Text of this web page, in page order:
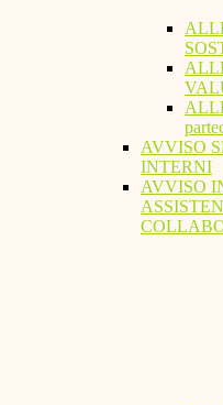
AVVISO
INTERNI
AVVISO